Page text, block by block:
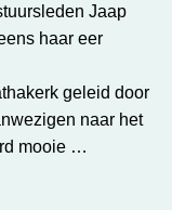
Jaap
haar eer
geleid door
naar het
mooie …